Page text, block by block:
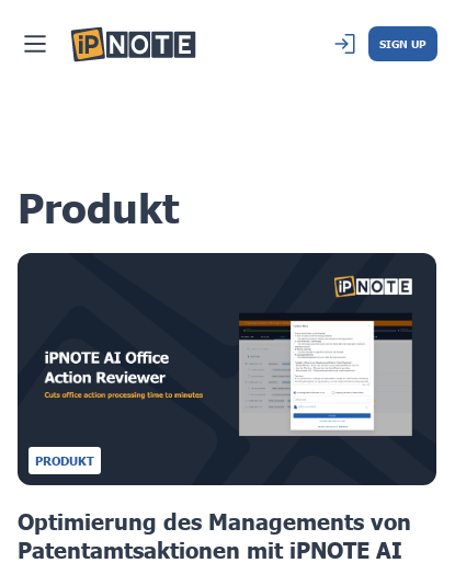
SIGN UP
Produkt
PRODUKT
Optimierung des Managements von
Patentamtsaktionen mit iPNOTE AI